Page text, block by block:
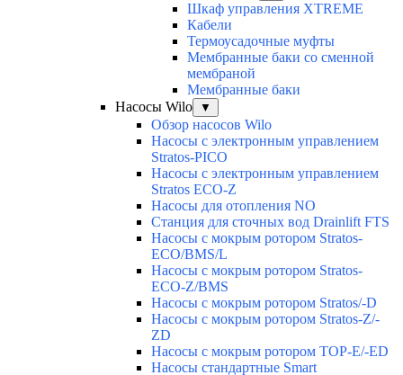
Шкаф управления XTREME
Кабели
Термоусадочные муфты
Мембранные баки со сменной
мембраной
Мембранные баки
Насосы Wilo
▼
Обзор насосов Wilo
Насосы с электронным управлением
Stratos-PICO
Насосы с электронным управлением
Stratos ECO-Z
Насосы для отопления NO
Станция для сточных вод Drainlift FTS
Насосы с мокрым ротором Stratos-
ECO/BMS/L
Насосы с мокрым ротором Stratos-
ECO-Z/BMS
Насосы с мокрым ротором Stratos/-D
Насосы с мокрым ротором Stratos-Z/-
ZD
Насосы с мокрым ротором TOP-E/-ED
Насосы стандартные Smart